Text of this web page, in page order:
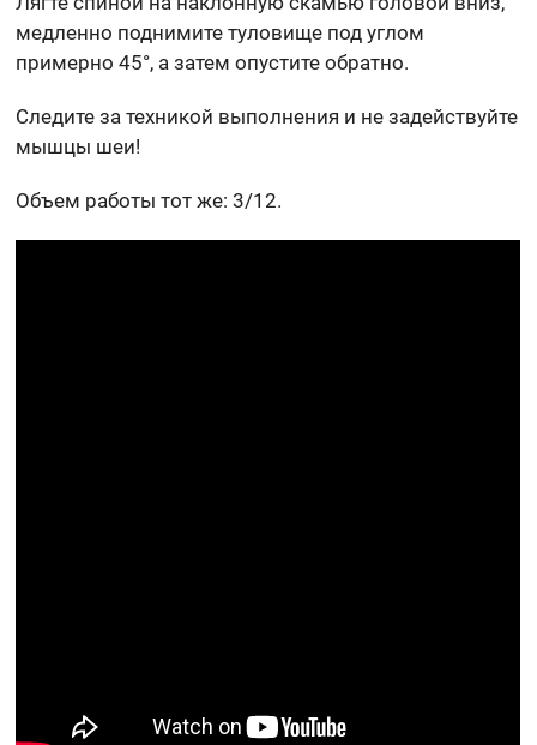
медленно поднимите туловище под углом
примерно 45°, а затем опустите обратно.
Следите за техникой выполнения и не задействуйте
мышцы шеи!
Объем работы тот же: 3/12.